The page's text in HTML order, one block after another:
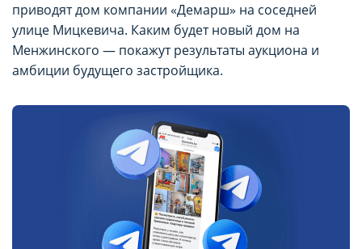
приводят дом компании «Демарш» на соседней
улице Мицкевича. Каким будет новый дом на
Менжинского — покажут результаты аукциона и
амбиции будущего застройщика.